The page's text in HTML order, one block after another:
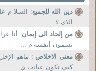
دين الله للجميع: السلا م
الذى لا...
من إلحاد الى إيمان: أنا
يسمون أنفسه م ...
معنى الاخلاص : ماهو
كيف تكون عبادت ي ...